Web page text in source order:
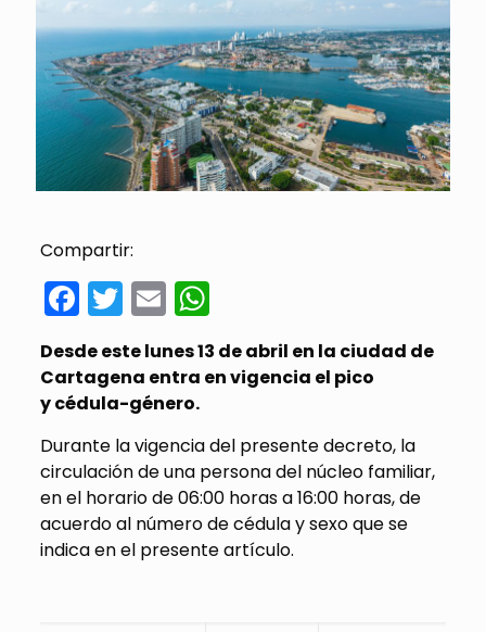
Compartir:
Facebook
Twitter
EmailWhatsApp
Desde este lunes 13 de abril en la ciudad de
Cartagena entra en vigencia el pico
y cédula-género.
Durante la vigencia del presente decreto, la
circulación de una persona del núcleo familiar,
en el horario de 06:00 horas a 16:00 horas, de
acuerdo al número de cédula y sexo que se
indica en el presente artículo.